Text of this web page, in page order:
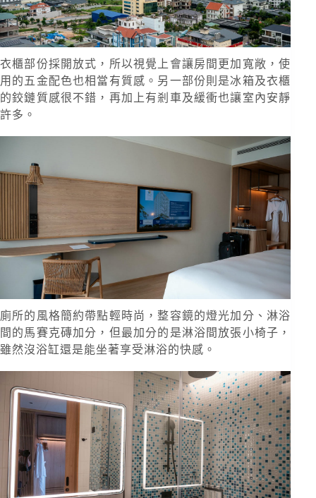
衣櫃部份採開放式，所以視覺上會讓房間更加寬敞，使
用的五金配色也相當有質感。另一部份則是冰箱及衣櫃
的鉸鏈質感很不錯，再加上有剎車及緩衝也讓室內安靜
許多。
廁所的風格簡約帶點輕時尚，整容鏡的燈光加分、淋浴
間的馬賽克磚加分，但最加分的是淋浴間放張小椅子，
雖然沒浴缸還是能坐著享受淋浴的快感。